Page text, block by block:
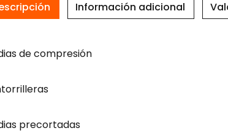
Información adicional
de compresión
precortadas